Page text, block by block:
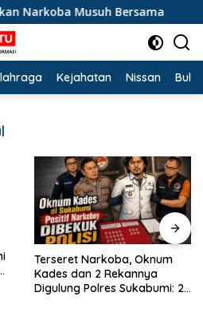
Musuh Bersama
Kejahatan Nissan
Krisdayanti dan Once Mekel
Guncang Cibadak,
Peringatan HUT RI ke-81 dan
Hari ASI Sedunia Berlangsung
Meriah